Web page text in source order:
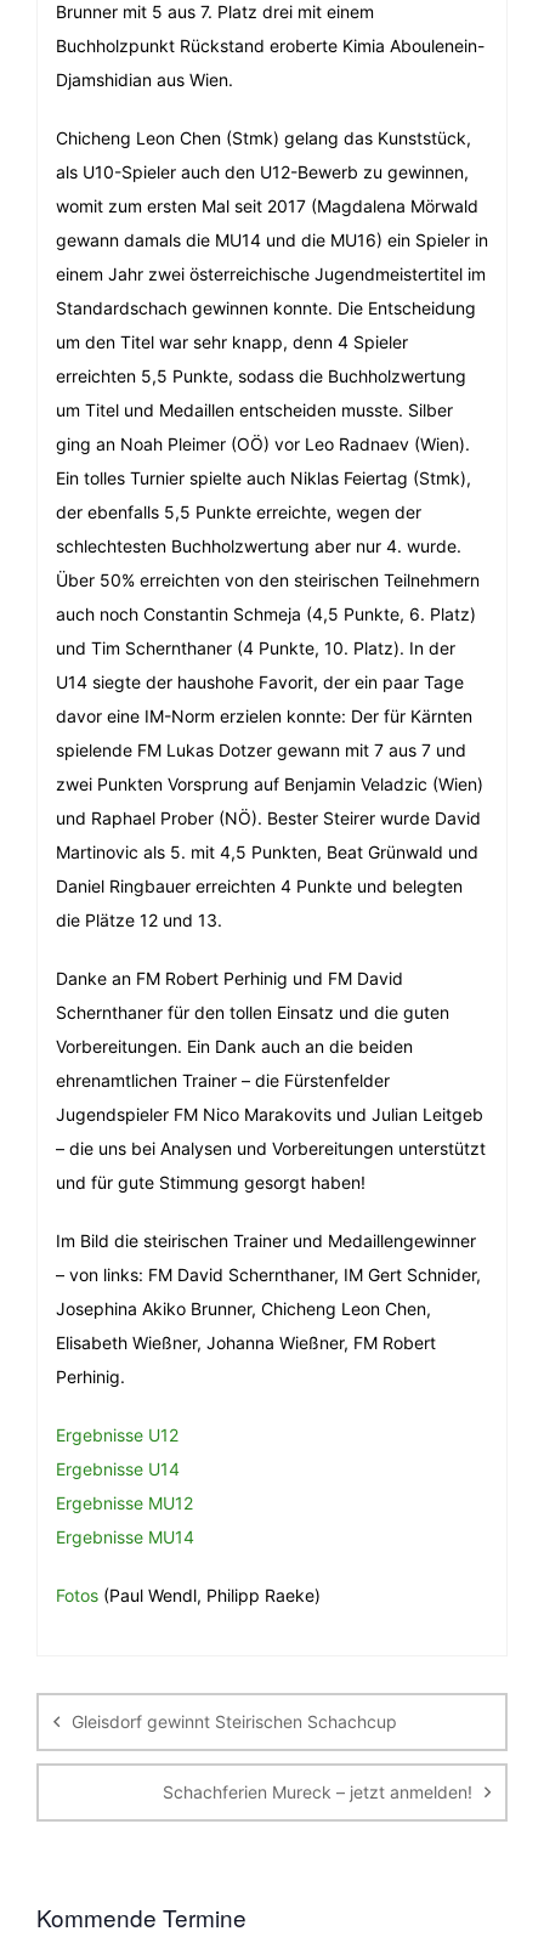
Brunner mit 5 aus 7. Platz drei mit einem
Buchholzpunkt Rückstand eroberte Kimia Aboulenein-
Djamshidian aus Wien.
Chicheng Leon Chen (Stmk) gelang das Kunststück,
als U10-Spieler auch den U12-Bewerb zu gewinnen,
womit zum ersten Mal seit 2017 (Magdalena Mörwald
gewann damals die MU14 und die MU16) ein Spieler in
einem Jahr zwei österreichische Jugendmeistertitel im
Standardschach gewinnen konnte. Die Entscheidung
um den Titel war sehr knapp, denn 4 Spieler
erreichten 5,5 Punkte, sodass die Buchholzwertung
um Titel und Medaillen entscheiden musste. Silber
ging an Noah Pleimer (OÖ) vor Leo Radnaev (Wien).
Ein tolles Turnier spielte auch Niklas Feiertag (Stmk),
der ebenfalls 5,5 Punkte erreichte, wegen der
schlechtesten Buchholzwertung aber nur 4. wurde.
Über 50% erreichten von den steirischen Teilnehmern
auch noch Constantin Schmeja (4,5 Punkte, 6. Platz)
und Tim Schernthaner (4 Punkte, 10. Platz). In der
U14 siegte der haushohe Favorit, der ein paar Tage
davor eine IM-Norm erzielen konnte: Der für Kärnten
spielende FM Lukas Dotzer gewann mit 7 aus 7 und
zwei Punkten Vorsprung auf Benjamin Veladzic (Wien)
und Raphael Prober (NÖ). Bester Steirer wurde David
Martinovic als 5. mit 4,5 Punkten, Beat Grünwald und
Daniel Ringbauer erreichten 4 Punkte und belegten
die Plätze 12 und 13.
Danke an FM Robert Perhinig und FM David
Schernthaner für den tollen Einsatz und die guten
Vorbereitungen. Ein Dank auch an die beiden
ehrenamtlichen Trainer – die Fürstenfelder
Jugendspieler FM Nico Marakovits und Julian Leitgeb
– die uns bei Analysen und Vorbereitungen unterstützt
und für gute Stimmung gesorgt haben!
Im Bild die steirischen Trainer und Medaillengewinner
– von links: FM David Schernthaner, IM Gert Schnider,
Josephina Akiko Brunner, Chicheng Leon Chen,
Elisabeth Wießner, Johanna Wießner, FM Robert
Perhinig.
Ergebnisse U12
Ergebnisse U14
Ergebnisse MU12
Ergebnisse MU14
Fotos (Paul Wendl, Philipp Raeke)
Gleisdorf gewinnt Steirischen Schachcup
Schachferien Mureck – jetzt anmelden!
Kommende Termine